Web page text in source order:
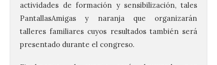
actividades de formación y sensibilización, tales
PantallasAmigas y naranja que organizarán
talleres familiares cuyos resultados también será
presentado durante el congreso.